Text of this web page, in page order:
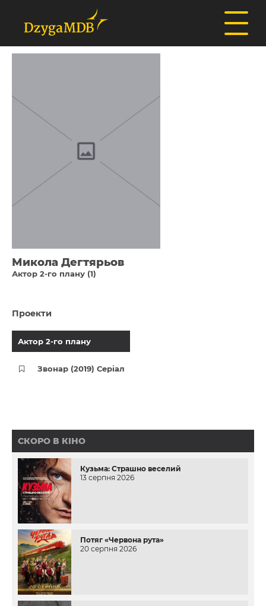
Микола Дегтярьов
Актор 2-го плану (1)
Проекти
Актор 2-го плану
Звонар (2019) Серіал
СКОРО В КІНО
Кузьма: Страшно веселий
13 серпня 2026
Потяг «Червона рута»
20 серпня 2026